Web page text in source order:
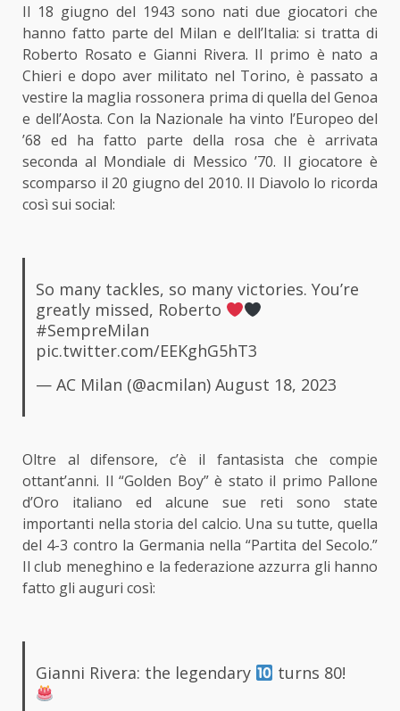
Il 18 giugno del 1943 sono nati due giocatori che
hanno fatto parte del Milan e dell’Italia: si tratta di
Roberto Rosato e Gianni Rivera. Il primo è nato a
Chieri e dopo aver militato nel Torino, è passato a
vestire la maglia rossonera prima di quella del Genoa
e dell’Aosta. Con la Nazionale ha vinto l’Europeo del
’68 ed ha fatto parte della rosa che è arrivata
seconda al Mondiale di Messico ’70. Il giocatore è
scomparso il 20 giugno del 2010. Il Diavolo lo ricorda
così sui social:
So many tackles, so many victories. You’re
greatly missed, Roberto
#SempreMilan
pic.twitter.com/EEKghG5hT3
— AC Milan (@acmilan) August 18, 2023
Oltre al difensore, c’è il fantasista che compie
ottant’anni. Il “Golden Boy” è stato il primo Pallone
d’Oro italiano ed alcune sue reti sono state
importanti nella storia del calcio. Una su tutte, quella
del 4-3 contro la Germania nella “Partita del Secolo.”
Il club meneghino e la federazione azzurra gli hanno
fatto gli auguri così:
Gianni Rivera: the legendary turns 80!